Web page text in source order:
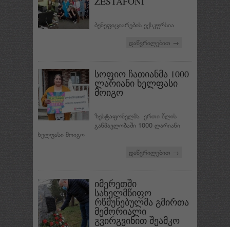
ბენეფიციარების ექსკურსია
დაწვრილებით →
სოფიო ჩათიანმა 1000
ლარიანი ხელფასი
მოიგო
ზესტაფონელმა ერთი წლის
განმავლობაში 1000 ლარიანი
ხელფასი მოიგო
დაწვრილებით →
იმერეთში
სახელმწიფო
რწმუნებულმა გმირთა
მემორიალი
გვირგვინით შეამკო